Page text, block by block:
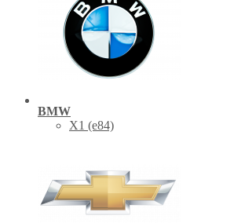
BMW
X1 (е84)